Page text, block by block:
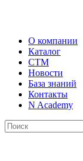
О компании
Каталог
СТМ
Новости
База знаний
Контакты
N Academy